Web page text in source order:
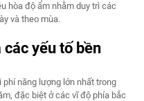
hòa độ ẩm nhằm duy trì các
và theo mùa.
yếu tố bền
năng lượng lớn nhất trong
đặc biệt ở các vĩ độ phía bắc